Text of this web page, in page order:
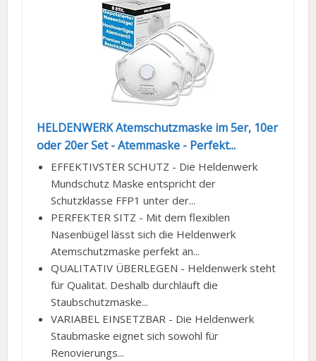
HELDENWERK Atemschutzmaske im 5er, 10er
oder 20er Set - Atemmaske - Perfekt...
EFFEKTIVSTER SCHUTZ - Die Heldenwerk
Mundschutz Maske entspricht der
Schutzklasse FFP1 unter der...
PERFEKTER SITZ - Mit dem flexiblen
Nasenbügel lässt sich die Heldenwerk
Atemschutzmaske perfekt an...
QUALITATIV ÜBERLEGEN - Heldenwerk steht
für Qualität. Deshalb durchläuft die
Staubschutzmaske...
VARIABEL EINSETZBAR - Die Heldenwerk
Staubmaske eignet sich sowohl für
Renovierungs...